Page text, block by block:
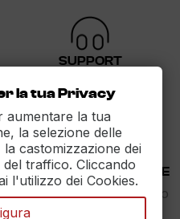
SUPPORT
100% PAYMENT SECURE
Assicuriamo il pagamento
la tua Privacy
aumentare la tua
la selezione delle
castomizzazione dei
traffico. Cliccando
l'utilizzo dei Cookies.